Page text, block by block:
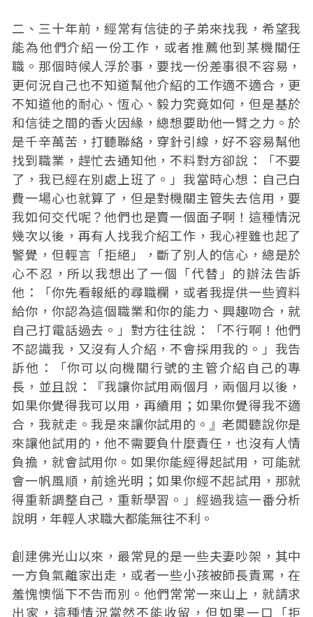
二、三十年前，經常有信徒的子弟來找我，希望我
能為他們介紹一份工作，或者推薦他到某機關任
職。那個時候人浮於事，要找一份差事很不容易，
更何況自己也不知道幫他介紹的工作適不適合，更
不知道他的耐心、恆心、毅力究竟如何，但是基於
和信徒之間的香火因緣，總想要助他一臂之力。於
是千辛萬苦，打聽聯絡，穿針引線，好不容易幫他
找到職業，趕忙去通知他，不料對方卻說：「不要
了，我已經在別處上班了。」我當時心想：自己白
費一場心也就算了，但是對機關主管失去信用，要
我如何交代呢？他們也是賣一個面子啊！這種情況
幾次以後，再有人找我介紹工作，我心裡雖也起了
警覺，但輕言「拒絕」，斷了別人的信心，總是於
心不忍，所以我想出了一個「代替」的辦法告訴
他：「你先看報紙的尋職欄，或者我提供一些資料
給你，你認為這個職業和你的能力、興趣吻合，就
自己打電話過去。」對方往往說：「不行啊！他們
不認識我，又沒有人介紹，不會採用我的。」我告
訴他：「你可以向機關行號的主管介紹自己的專
長，並且說：『我讓你試用兩個月，兩個月以後，
如果你覺得我可以用，再續用；如果你覺得我不適
合，我就走。我是來讓你試用的。』老闆聽說你是
來讓他試用的，他不需要負什麼責任，也沒有人情
負擔，就會試用你。如果你能經得起試用，可能就
會一帆風順，前途光明；如果你經不起試用，那就
得重新調整自己，重新學習。」經過我這一番分析
說明，年輕人求職大都能無往不利。
創建佛光山以來，最常見的是一些夫妻吵架，其中
一方負氣離家出走，或者一些小孩被師長責罵，在
羞愧懊惱下不告而別。他們常常一來山上，就請求
出家，這種情況當然不能收留，但如果一口「拒